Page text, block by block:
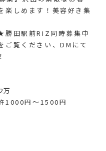
楽しめます！美容好き集
勝田駅前RIZ同時募集中
ご覧ください、DMにて
万
1000円〜1500円